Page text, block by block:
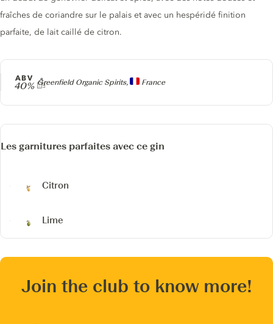
Producteur
Greenfield Organic Spirits, France
ABV
40%
fraîches de coriandre sur le palais et avec un hespéridé finition
parfaite, de lait caillé de citron.
Les garnitures parfaites avec ce gin
Citron
Lime
Join the club to know more!